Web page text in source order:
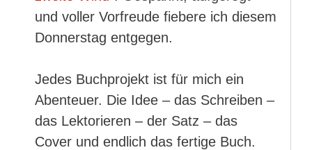
und voller Vorfreude fiebere ich diesem
Donnerstag entgegen.
Jedes Buchprojekt ist für mich ein
Abenteuer. Die Idee – das Schreiben –
das Lektorieren – der Satz – das
Cover und endlich das fertige Buch.